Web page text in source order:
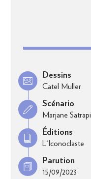
Dessins
Catel Muller
Scénario
Marjane Satrapi
Éditions
L'Iconoclaste
Parution
15/09/2023